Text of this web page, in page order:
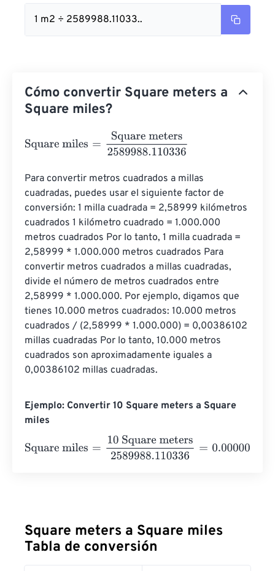
1 m2 ÷ 2589988.11033..
Cómo convertir Square meters a
Square miles?
Square miles Square meters2589988.110336
Para convertir metros cuadrados a millas
cuadradas, puedes usar el siguiente factor de
conversión: 1 milla cuadrada = 2,58999 kilómetros
cuadrados 1 kilómetro cuadrado = 1.000.000
metros cuadrados Por lo tanto, 1 milla cuadrada =
2,58999 * 1.000.000 metros cuadrados Para
convertir metros cuadrados a millas cuadradas,
divide el número de metros cuadrados entre
2,58999 * 1.000.000. Por ejemplo, digamos que
tienes 10.000 metros cuadrados: 10.000 metros
cuadrados / (2,58999 * 1.000.000) = 0,00386102
millas cuadradas Por lo tanto, 10.000 metros
cuadrados son aproximadamente iguales a
0,00386102 millas cuadradas.
Ejemplo: Convertir 10 Square meters a Square
miles
Square miles
10 Square meters2589988.110336 =
Square meters a Square miles
Tabla de conversión